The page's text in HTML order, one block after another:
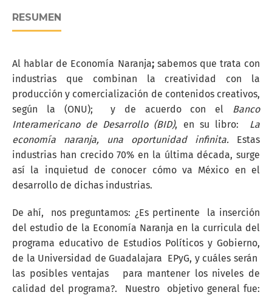
RESUMEN
Al hablar de Economía Naranja; sabemos que trata con
industrias que combinan la creatividad con la
producción y comercialización de contenidos creativos,
según la (ONU);
y de acuerdo con el Banco
Interamericano de Desarrollo (BID), en su libro: La
economía naranja, una oportunidad infinita. Estas
industrias han crecido 70% en la última década, surge
así la inquietud de conocer cómo va México en el
desarrollo de dichas industrias.
De ahí, nos preguntamos: ¿Es pertinente la inserción
del estudio de la Economía Naranja en la curricula del
programa educativo de Estudios Políticos y Gobierno,
de la Universidad de Guadalajara EPyG, y cuáles serán
las posibles ventajas para mantener los niveles de
calidad del programa?. Nuestro objetivo general fue: